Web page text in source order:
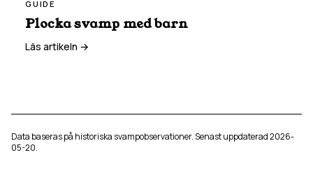
GUIDE
Plocka svamp med barn
Läs artikeln →
Data baseras på historiska svampobservationer. Senast uppdaterad2026-
05-20.